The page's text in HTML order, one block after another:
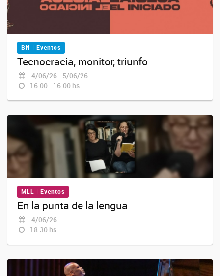
BN | Eventos
Tecnocracia, monitor, triunfo
4/06/26 - 5/06/26
16:00 - 16:00 hs.
MLL | Eventos
En la punta de la lengua
4/06/26
18:30 hs.